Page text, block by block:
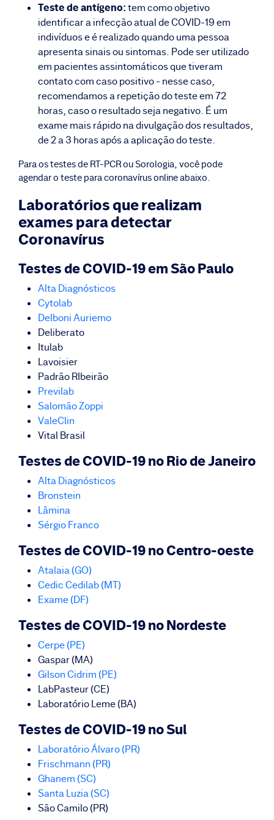
Teste de antígeno:tem como objetivo
identificar a infecção atual de COVID-19 em
indivíduos e é realizado quando uma pessoa
apresenta sinais ou sintomas. Pode ser utilizado
em pacientes assintomáticos que tiveram
contato com caso positivo - nesse caso,
recomendamos a repetição do teste em 72
horas, caso o resultado seja negativo. É um
exame mais rápido na divulgação dos resultados,
de 2 a 3 horas após a aplicação do teste.
Para os testes de RT-PCR ou Sorologia, você pode
agendar o teste para coronavírus online abaixo.
Laboratórios que realizam
exames para detectar
Coronavírus
Testes de COVID-19 em São Paulo
Alta Diagnósticos
Cytolab
Delboni Auriemo
Deliberato
Itulab
Lavoisier
Padrão RIbeirão
Previlab
Salomão Zoppi
ValeClin
Vital Brasil
Testes de COVID-19 no Rio de Janeiro
Alta Diagnósticos
Bronstein
Lâmina
Sérgio Franco
Testes de COVID-19 no Centro-oeste
Atalaia (GO)
Cedic Cedilab (MT)
Exame (DF)
Testes de COVID-19 no Nordeste
Cerpe (PE)
Gaspar (MA)
Gilson Cidrim (PE)
LabPasteur (CE)
Laboratório Leme (BA)
Testes de COVID-19 no Sul
Laboratório Álvaro (PR)
Frischmann (PR)
Ghanem (SC)
Santa Luzia (SC)
São Camilo (PR)